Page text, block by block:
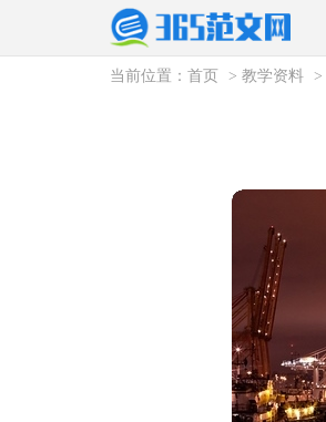
当前位置： 首页 > 教学资料 >